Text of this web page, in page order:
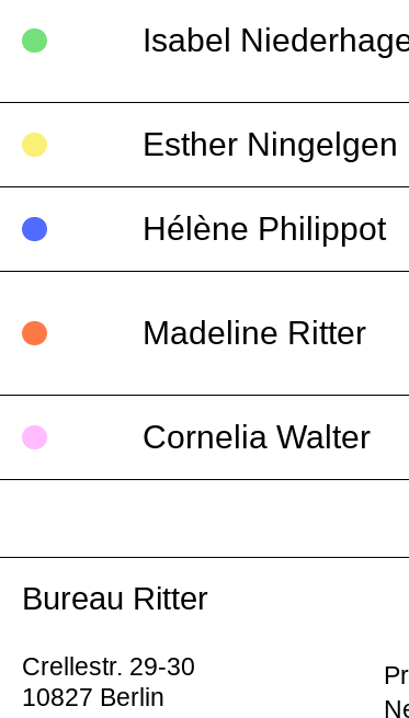
Isabel
Esther Ningelgen
Hélène Philippot
Madeline Ritter
Cornelia Walter
Bureau Ritter
Crellestr. 29-30
10827 Berlin